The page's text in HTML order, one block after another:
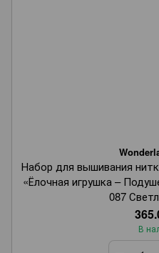
Набор для вышивания
«Ёлочная игрушка –
087
В